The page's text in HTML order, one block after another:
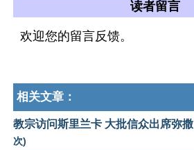
读者留言
欢迎您的留言反馈。
相关文章：
教宗访问斯里兰卡 大批信众出席弥撒
次)